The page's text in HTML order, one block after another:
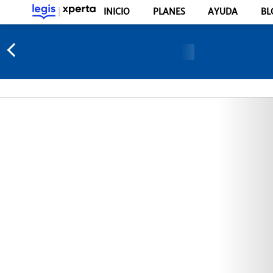
INICIO PLANES AYUDA